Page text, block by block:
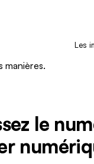
Les
manières.
le